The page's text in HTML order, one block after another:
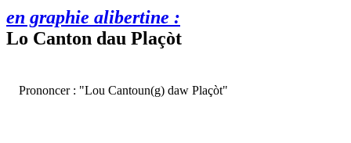
en graphie alibertine :
Lo Canton dau Plaçòt
Prononcer : "Lou Cantoun(g) daw Plaçòt"